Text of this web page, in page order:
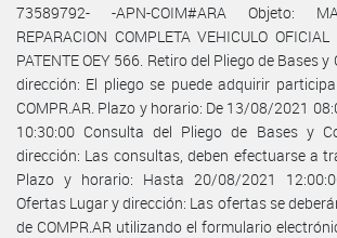
73589792- -APN-COIM#ARA Objeto:
REPARACION COMPLETA VEHICULO
PATENTE OEY 566. Retiro del Pliego de Bases
dirección: El pliego se puede adquirir
COMPR.AR. Plazo y horario: De 13/08/2021
10:30:00 Consulta del Pliego de Bases y
dirección: Las consultas, deben efectuarse a
Plazo y horario: Hasta 20/08/2021
Ofertas Lugar y dirección: Las ofertas se
de COMPR.AR utilizando el formulario